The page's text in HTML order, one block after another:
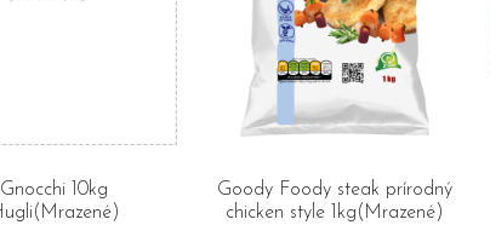
Gnocchi 10kg
Goody Foody steak prírodný
chicken style 1kg(Mrazené)